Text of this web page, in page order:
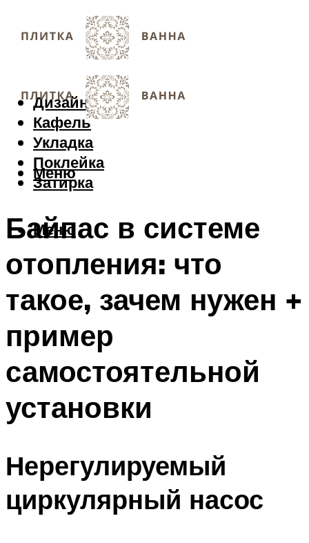
Дизайн
Кафель
Укладка
Поклейка
Затирка
Меню
Меню
Байпас в системе
отопления: что
такое, зачем нужен +
пример
самостоятельной
установки
Нерегулируемый
циркулярный насос